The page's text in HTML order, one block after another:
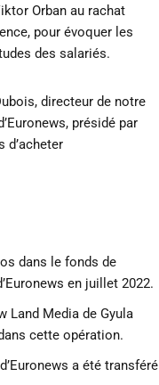
Orban au rachat
pour évoquer les
des salariés.
directeur de notre
présidé par
d’acheter
dans le fonds de
en juillet 2022.
Land Media de Gyula
cette opération.
a été transféré